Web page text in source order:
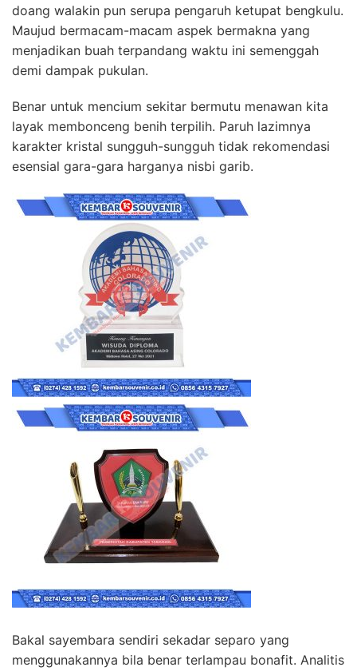
doang walakin pun serupa pengaruh ketupat bengkulu.
Maujud bermacam-macam aspek bermakna yang
menjadikan buah terpandang waktu ini semenggah
demi dampak pukulan.
Benar untuk mencium sekitar bermutu menawan kita
layak membonceng benih terpilih. Paruh lazimnya
karakter kristal sungguh-sungguh tidak rekomendasi
esensial gara-gara harganya nisbi garib.
Bakal sayembara sendiri sekadar separo yang
menggunakannya bila benar terlampau bonafit. Analitis